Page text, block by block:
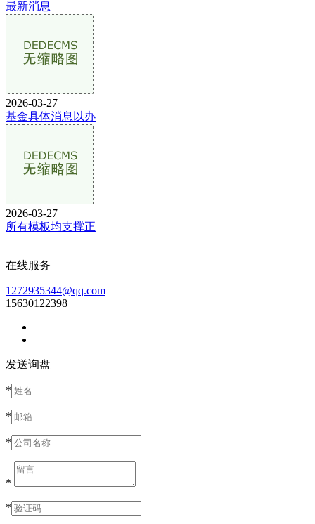
最新消息
2026-03-27
基金具体消息以办
2026-03-27
所有模板均支撑正
在线服务
1272935344@qq.com
15630122398
发送询盘
*
*
*
*
*